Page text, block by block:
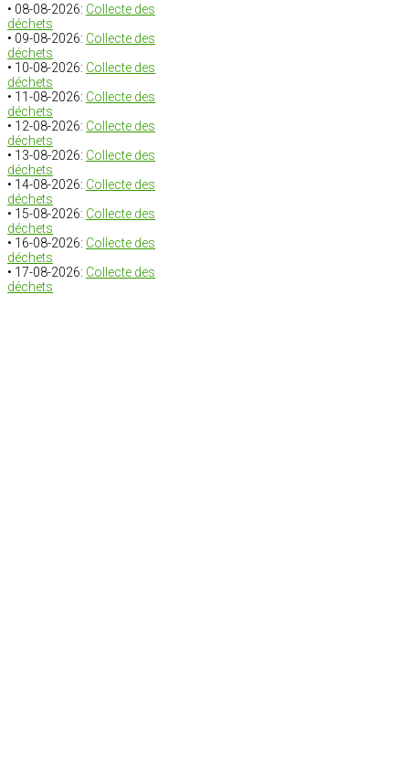
• 08-08-2026: Collecte des
déchets
• 09-08-2026: Collecte des
déchets
• 10-08-2026: Collecte des
déchets
• 11-08-2026: Collecte des
déchets
• 12-08-2026: Collecte des
déchets
• 13-08-2026: Collecte des
déchets
• 14-08-2026: Collecte des
déchets
• 15-08-2026: Collecte des
déchets
• 16-08-2026: Collecte des
déchets
• 17-08-2026: Collecte des
déchets